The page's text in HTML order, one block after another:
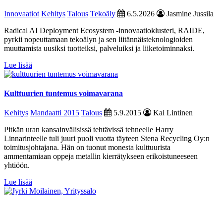
Innovaatiot Kehitys Talous Tekoäly 6.5.2026
Jasmine Jussila
Radical AI Deployment Ecosystem -innovaatioklusteri, RAIDE,
pyrkii nopeuttamaan tekoälyn ja sen liitännäisteknologioiden
muuttamista uusiksi tuotteiksi, palveluiksi ja liiketoiminnaksi.
Lue lisää
Kulttuurien tuntemus voimavarana
Kehitys Mandaatti 2015 Talous 5.9.2015
Kai Lintinen
Pitkän uran kansainvälisissä tehtävissä tehneelle Harry
Linnarinteelle tuli juuri puoli vuotta täyteen Stena Recycling Oy:n
toimitusjohtajana. Hän on tuonut monesta kulttuurista
ammentamiaan oppeja metallin kierrätykseen erikoistuneeseen
yhtiöön.
Lue lisää